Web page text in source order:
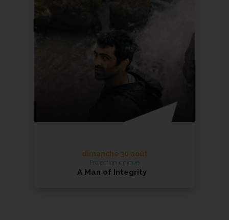
En savoir +
dimanche 30 août
Projection unique
A Man of Integrity